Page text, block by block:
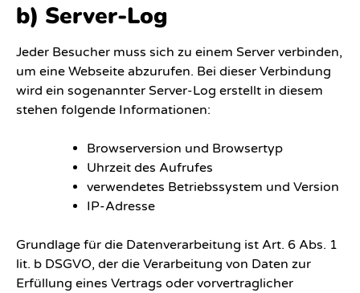
b) Server-Log
Jeder Besucher muss sich zu einem Server verbinden,
um eine Webseite abzurufen. Bei dieser Verbindung
wird ein sogenannter Server-Log erstellt in diesem
stehen folgende Informationen:
Browserversion und Browsertyp
Uhrzeit des Aufrufes
verwendetes Betriebssystem und Version
IP-Adresse
Grundlage für die Datenverarbeitung ist Art. 6 Abs. 1
lit. b DSGVO, der die Verarbeitung von Daten zur
Erfüllung eines Vertrags oder vorvertraglicher